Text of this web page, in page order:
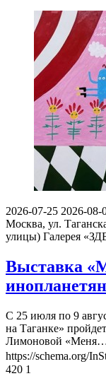
2026-07-25 2026-08-
Москва, ул.
улицы) Галерея
Выставка
С 25 июля по 9
на Таганке»
Лимоновой
https://schema.org/
420 1